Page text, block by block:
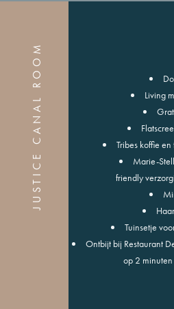
JUSTICE CANAL ROOM
Living
Tribes koffie
Marie-
friendly
Tuinsetje
Ontbijt bij Restaurant
op 2